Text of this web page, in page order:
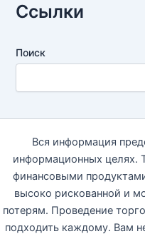
Ссылки
Поиск
Вся информация
информационных целях.
финансовыми
высоко рискованной и
потерям. Проведение
подходить каждому. Вам